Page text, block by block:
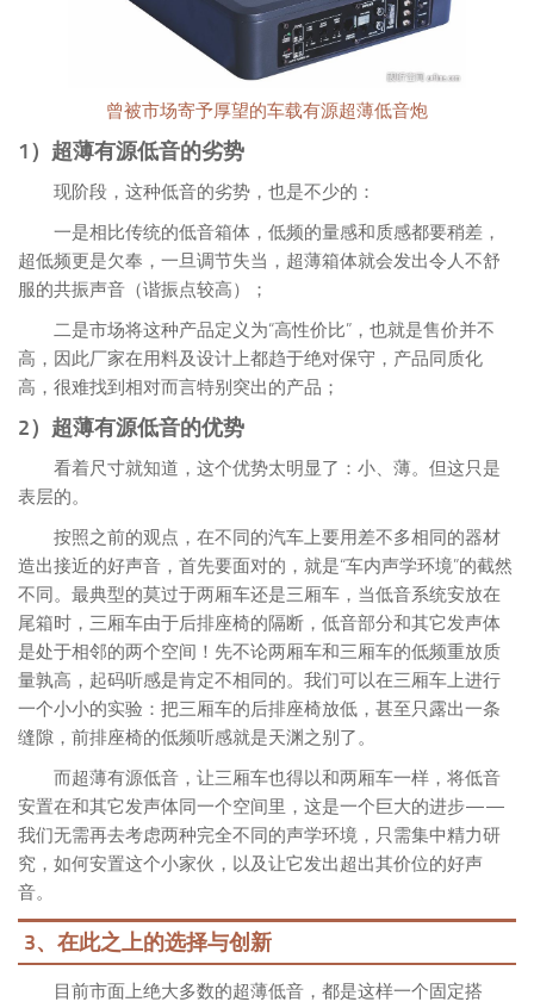
曾被市场寄予厚望的车载有源超薄低音炮
1）超薄有源低音的劣势
现阶段，这种低音的劣势，也是不少的：
一是相比传统的低音箱体，低频的量感和质感都要稍差，
超低频更是欠奉，一旦调节失当，超薄箱体就会发出令人不舒
服的共振声音（谐振点较高）；
二是市场将这种产品定义为“高性价比”，也就是售价并不
高，因此厂家在用料及设计上都趋于绝对保守，产品同质化
高，很难找到相对而言特别突出的产品；
2）超薄有源低音的优势
看着尺寸就知道，这个优势太明显了：小、薄。但这只是
表层的。
按照之前的观点，在不同的汽车上要用差不多相同的器材
造出接近的好声音，首先要面对的，就是“车内声学环境”的截然
不同。最典型的莫过于两厢车还是三厢车，当低音系统安放在
尾箱时，三厢车由于后排座椅的隔断，低音部分和其它发声体
是处于相邻的两个空间！先不论两厢车和三厢车的低频重放质
量孰高，起码听感是肯定不相同的。我们可以在三厢车上进行
一个小小的实验：把三厢车的后排座椅放低，甚至只露出一条
缝隙，前排座椅的低频听感就是天渊之别了。
而超薄有源低音，让三厢车也得以和两厢车一样，将低音
安置在和其它发声体同一个空间里，这是一个巨大的进步——
我们无需再去考虑两种完全不同的声学环境，只需集中精力研
究，如何安置这个小家伙，以及让它发出超出其价位的好声
音。
3、在此之上的选择与创新
目前市面上绝大多数的超薄低音，都是这样一个固定搭